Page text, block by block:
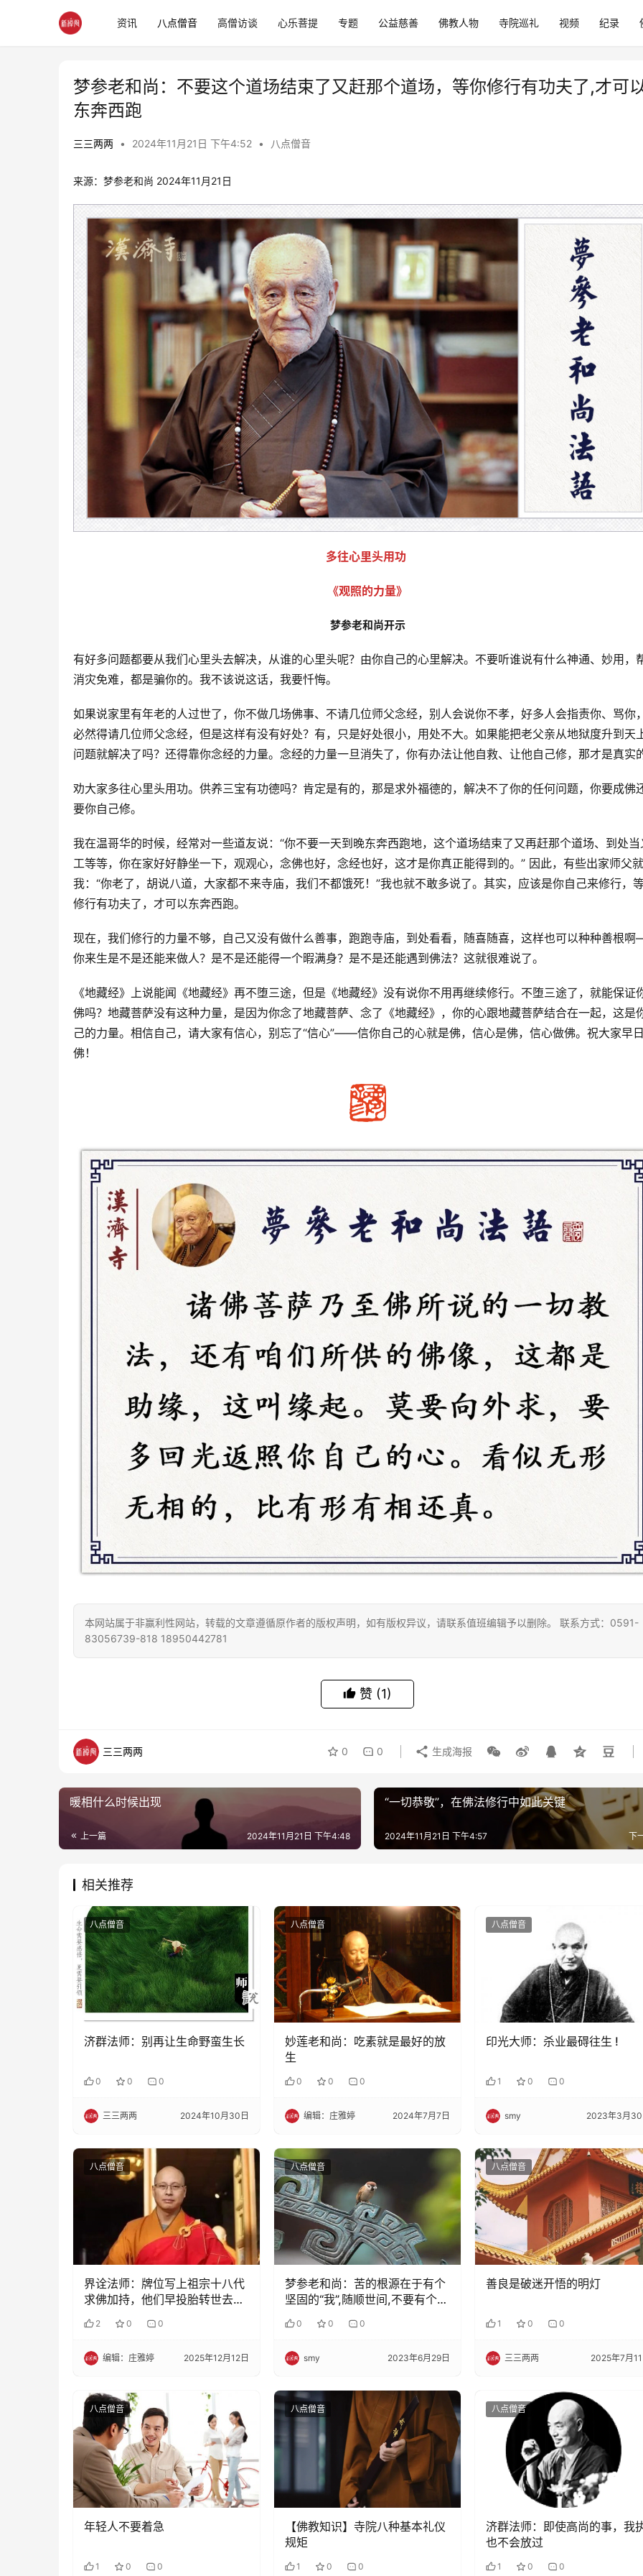
资讯 八点僧音 高僧访谈 心乐菩提 专题 公益慈善 佛教人物 寺院巡礼 视频 纪录
梦参老和尚：不要这个道场结束了又赶那个道场，等你修行有功夫了,才可
东奔西跑
三三两两 • 2024年11月21日 下午4:52 • 八点僧音
来源：梦参老和尚 2024年11月21日
多往心里头用功
《观照的力量》
梦参老和尚开示
有好多问题都要从我们心里头去解决，从谁的心里头呢？由你自己的心里解决。不要听谁说有什么神通、妙用，
消灾免难，都是骗你的。我不该说这话，我要忏悔。
如果说家里有年老的人过世了，你不做几场佛事、不请几位师父念经，别人会说你不孝，好多人会指责你、骂你
必然得请几位师父念经，但是这样有没有好处？有，只是好处很小，用处不大。如果能把老父亲从地狱度升到天
问题就解决了吗？还得靠你念经的力量。念经的力量一旦消失了，你有办法让他自救、让他自己修，那才是真实
劝大家多往心里头用功。供养三宝有功德吗？肯定是有的，那是求外福德的，解决不了你的任何问题，你要成佛
要你自己修。
我在温哥华的时候，经常对一些道友说：“你不要一天到晚东奔西跑地，这个道场结束了又再赶那个道场、到处当
工等等，你在家好好静坐一下，观观心，念佛也好，念经也好，这才是你真正能得到的。” 因此，有些出家师父
我：“你老了，胡说八道，大家都不来寺庙，我们不都饿死！”我也就不敢多说了。其实，应该是你自己来修行，
修行有功夫了，才可以东奔西跑。
现在，我们修行的力量不够，自己又没有做什么善事，跑跑寺庙，到处看看，随喜随喜，这样也可以种种善根
你来生是不是还能来做人？是不是还能得一个暇满身？是不是还能遇到佛法？这就很难说了。
《地藏经》上说能闻《地藏经》再不堕三途，但是《地藏经》没有说你不用再继续修行。不堕三途了，就能保证
佛吗？地藏菩萨没有这种力量，是因为你念了地藏菩萨、念了《地藏经》，你的心跟地藏菩萨结合在一起，这是
己的力量。相信自己，请大家有信心，别忘了“信心”——信你自己的心就是佛，信心是佛，信心做佛。祝大家早
佛！
本网站属于非赢利性网站，转载的文章遵循原作者的版权声明，如有版权异议，请联系值班编辑予以删除。 联系方式：0591-
83056739-818 18950442781
赞 (1)
三三两两 0 0 生成海报
暖相什么时候出现
上一篇 2024年11月21日 下午4:48
“一切恭敬”，在佛法修行中如此关键
下
2024年11月21日 下午4:57
相关推荐
八点僧音
济群法师：别再让生命野蛮生长
0 0 0
三三两两 2024年10月30日
八点僧音
妙莲老和尚：吃素就是最好的放
生
0 0 0
编辑：庄雅婷 2024年7月7日
八点僧音
印光大师：杀业最碍往生 !
1 0 0
smy 2023年3月
八点僧音
界诠法师：牌位写上祖宗十八代
求佛加持，他们早投胎转世去
了……
2 0 0
编辑：庄雅婷 2025年12月12日
八点僧音
梦参老和尚：苦的根源在于有个
坚固的“我”,随顺世间,不要有个主
宰
0 0 0
smy 2023年6月29日
八点僧音
善良是破迷开悟的明灯
1 0 0
三三两两 2025年7月
八点僧音
年轻人不要着急
1 0 0
八点僧音
【佛教知识】寺院八种基本礼仪
规矩
1 0 0
八点僧音
济群法师：即使高尚的事，我
也不会放过
1 0 0